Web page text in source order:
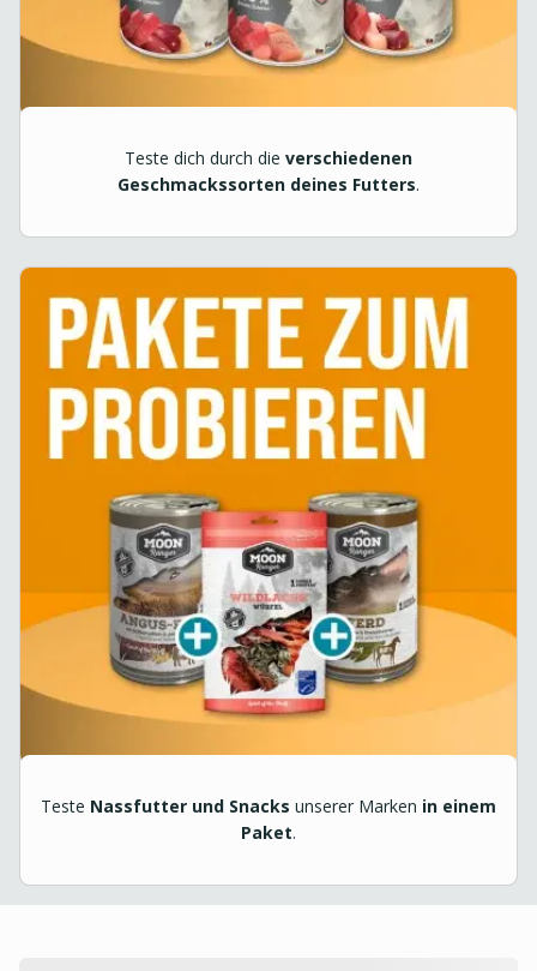
Teste dich durch die verschiedenen
Geschmackssorten deines Futters.
Teste Nassfutter und Snacks unserer Marken in einem
Paket.